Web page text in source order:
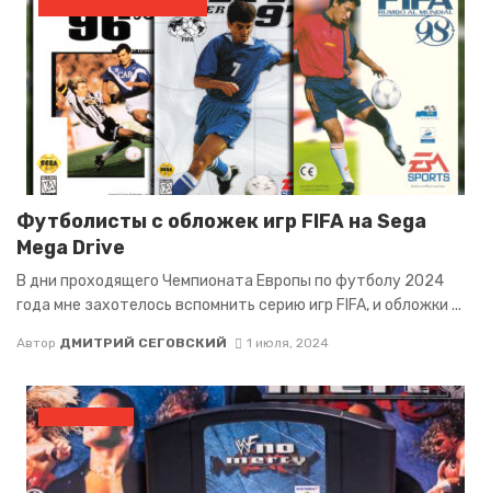
Футболисты с обложек игр FIFA на Sega
Mega Drive
В дни проходящего Чемпионата Европы по футболу 2024
года мне захотелось вспомнить серию игр FIFA, и обложки ...
Автор ДМИТРИЙ СЕГОВСКИЙ 1 июля, 2024